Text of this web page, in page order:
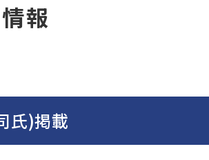
報
氏)掲載